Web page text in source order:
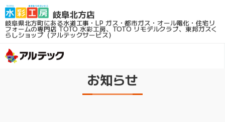
岐阜県北方町にある水道工事・LP ガス・都市ガス・オール電化・住宅リ
フォームの専門店TOTO 水彩工房、TOTO リモデルクラブ、東邦ガスく
らしショップ（アルテックサービス）
お知らせ